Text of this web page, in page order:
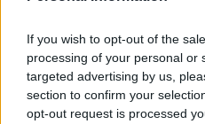
If you wish to opt-out of the
processing of your personal or
targeted advertising by us,
section to confirm your
opt-out request is processed
delle beta cellule pancreatiche
di tipo 1 di nuova diagnosi.